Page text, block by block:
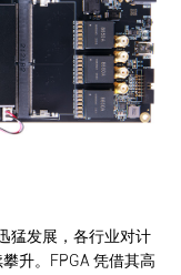
猛发展，各行业对计
升。FPGA 凭借其高